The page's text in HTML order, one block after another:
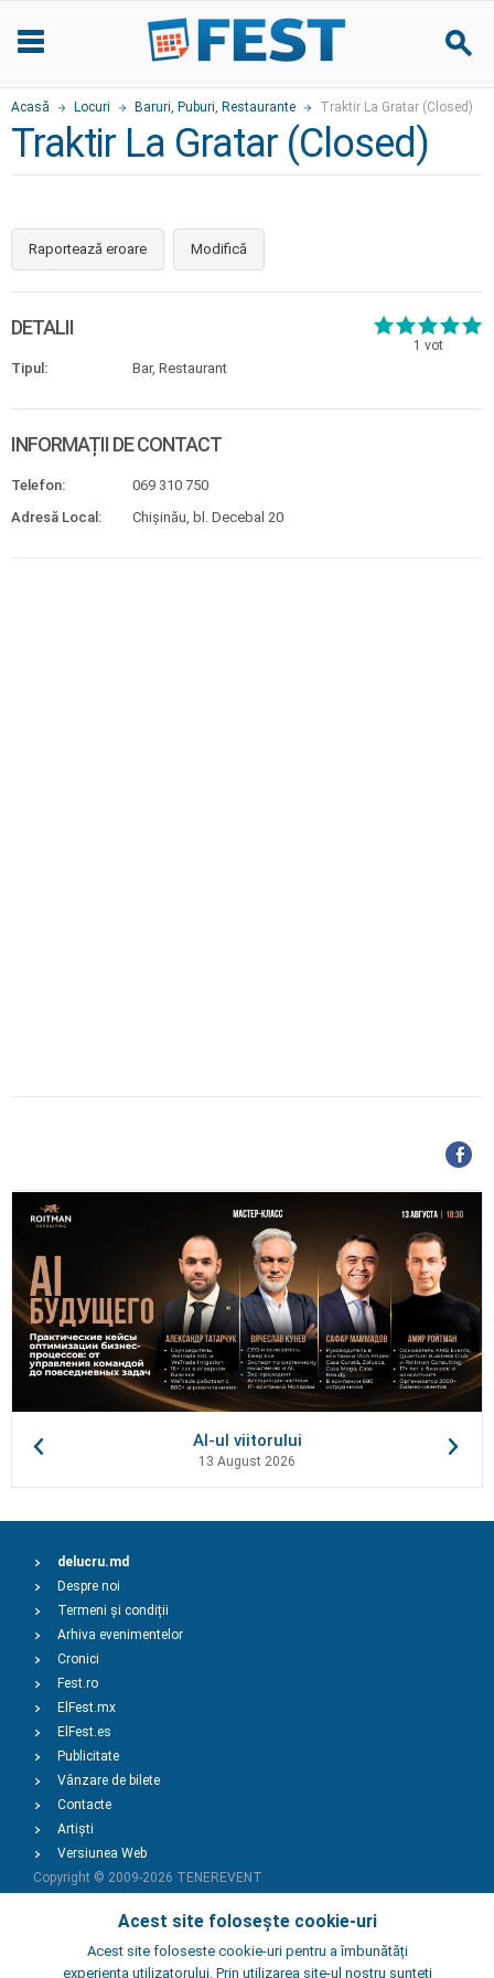
Acasă Locuri Baruri, Puburi, Restaurante Traktir La Gratar (Closed)
Traktir La Gratar (Closed)
Raportează eroare Modifică
1 vot
DETALII
Tipul: Bar, Restaurant
INFORMAȚII DE CONTACT
Telefon:
069 310 750
Adresă Local:
Chișinău, bl. Decebal 20
AI-ul viitorului
13 August 2026
Acest site folosește cookie-uri
Acest site foloseste cookie-uri pentru a îmbunătăți
experiența utilizatorului. Prin utilizarea site-ul nostru sunteti
delucru.md
Despre noi
Termeni și condiții
Arhiva evenimentelor
Cronici
Fest.ro
ElFest.mx
ElFest.es
Publicitate
Vânzare de bilete
Contacte
Artiști
Versiunea Web
Copyright © 2009-2026 TENEREVENT
Adaugă Eveniment